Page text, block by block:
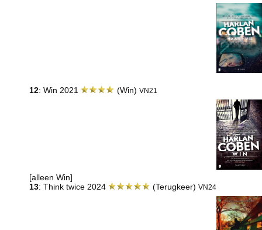
12: Win 2021 (Win) VN21
[alleen Win]
13: Think twice 2024 (Terugkeer)VN24